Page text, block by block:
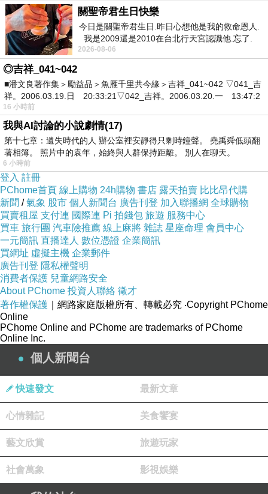
剛好繞一圈，就可以把食物裝完
右邊有烤麵包+湯品區+飲料區，還有咖啡機
其他的基本款都有(有日式、西式、中式)
一樣，選擇了自己喜愛的
怕在日本蔬菜攝取不足，一定要來點生菜沙拉
燒賣、熱狗、炸雞、炒蛋
好日式風味的這盤醃製小菜
搭配白飯、粥品都很愛
明太子也好好吃
哇嗚，冷麵一定也要來一碗
我喜歡加上山葵&七味粉
重口味的調味大配上清爽醬汁，好吃
關聖帝君生日快樂
今日是關聖帝君生日.昨日心想他是我的救命恩人.
我是2009還是2010在台北行天宮認識他.忘了.
一個奇摩交友的網友學
2026-08-06
◎吉祥_041~042
■潘文良著作集＞勵益品＞魚雁千里共今緣＞吉祥_041~042 ▽041_吉
祥。2006.03.19.日 20:33:21▽042_吉祥。2006.03.20.一 13:47:2
16 小時前
我與AI討論的小說劇情(17)
第十七章：遺失時代的人 辦公室裡安靜得只剩時鐘聲。 堯禹舜低頭翻
著相簿。 照片中的袁年，始終與人群保持距離。 別人在聊天。
6 小時前
登入 註冊
PChome首頁 線上購物 24h購物 書店 露天拍賣 比比昂代購
新聞 /氣象 股市 個人新聞台 廣告刊登 加入聯播網 全球購物
買賣租屋 支付連 國際連 Pi 拍錢包 旅遊 服務中心
買車 旅行團 汽車險推薦 線上麻將 雜誌 星座命理 會員中心
一元簡訊 直播達人 數位憑證 企業簡訊
買網址 虛擬主機 企業郵件
廣告刊登 隱私權聲明
消費者保護 兒童網路安全
About PChome 投資人聯絡 徵才
著作權保護 ｜網路家庭版權所有、轉載必究 ‧Copyright PChome
Online
PChome Online and PChome are trademarks of PChome
Online Inc.
個人新聞台
快速發文 最新文章
心情雜記 美食饗宴
藝文欣賞 旅遊玩家
社會萬象 影視娛樂